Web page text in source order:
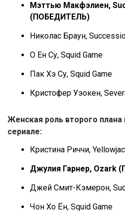
Мэттью Макфэлиен,
(ПОБЕДИТЕЛЬ)
Николас Браун,
О Ен Су, Squid Game
Пак Хэ Су, Squid Game
Кристофер Уэокен,
Женская роль второго
сериале:
Кристина Риччи,
Джулия Гарнер, Ozark
Джей Смит-Кэмерон,
Чон Хо Ён, Squid Game